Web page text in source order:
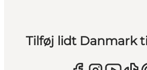
Tilføj lidt Danmark